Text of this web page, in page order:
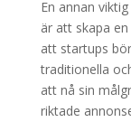
En annan
är att skapa
att startups
traditionella
att nå sin
riktade